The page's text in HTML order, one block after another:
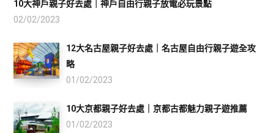
10大神戶親子好去處｜神戶自由行親子放電必玩景點
02/02/2023
12大名古屋親子好去處｜名古屋自由行親子遊全攻
略
01/02/2023
10大京都親子好去處｜京都古都魅力親子遊推薦
01/02/2023